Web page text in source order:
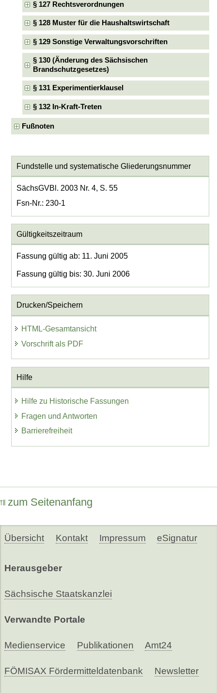
§ 127 Rechtsverordnungen
§ 128 Muster für die Haushaltswirtschaft
§ 129 Sonstige Verwaltungsvorschriften
§ 130 (Änderung des Sächsischen
Brandschutzgesetzes)
§ 131 Experimentierklausel
§ 132 In-Kraft-Treten
Fußnoten
Fundstelle und systematische Gliederungsnummer
SächsGVBl. 2003 Nr. 4, S. 55
Fsn-Nr.: 230-1
Gültigkeitszeitraum
Fassung gültig ab: 11. Juni 2005
Fassung gültig bis: 30. Juni 2006
Drucken/Speichern
HTML-Gesamtansicht
Vorschrift als PDF
Hilfe
Hilfe zu Historische Fassungen
Fragen und Antworten
Barrierefreiheit
zum Seitenanfang
Übersicht Kontakt Impressum eSignatur
Herausgeber
Sächsische Staatskanzlei
Verwandte Portale
Medienservice Publikationen Amt24
FÖMISAX Fördermitteldatenbank Newsletter